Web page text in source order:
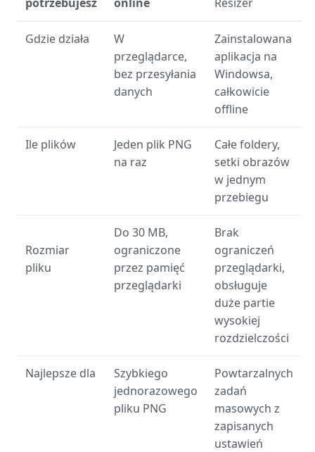
Gdzie działa
W
przeglądarce,
bez przesyłania
danych
Zainstalowana
aplikacja na
Windowsa,
całkowicie
offline
Ile plików
Jeden plik PNG
na raz
Całe foldery,
setki obrazów
w jednym
przebiegu
Rozmiar
pliku
Do 30 MB,
ograniczone
przez pamięć
przeglądarki
Brak
ograniczeń
przeglądarki,
obsługuje
duże partie
wysokiej
rozdzielczości
Najlepsze dla
Szybkiego
jednorazowego
pliku PNG
Powtarzalnych
zadań
masowych z
zapisanych
ustawień